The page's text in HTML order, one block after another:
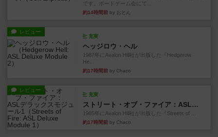
です。ボードゲーム会にて...
約14時間前 by おとん
レビュー
充実
ヘッジロウ・ヘル
1987年にAvalon Hill社が出版した『Hedgerow
He...
約17時間前 by Chaco
レビュー
充実
ストリート・オブ・ファイア：ASLデラックスモジュール1
1985年にAvalon Hill社が出版した『Streets of ...
約17時間前 by Chaco